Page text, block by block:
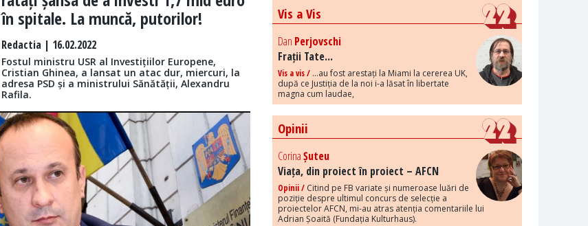
în spitale. La muncă, putorilor!
Redactia| 16.02.2022
Fostul ministru USR al Investițiilor Europene,
Cristian Ghinea, a lansat un atac dur, miercuri, la
adresa PSD și a ministrului Sănătății, Alexandru
Rafila.
Vis a Vis
Dan Perjovschi
Frații Tate...
Vis a vis / ...au fost arestați la Miami la cererea UK,
după ce Justiția de la noi i-a lăsat în libertate
magna cum laudae,
Opinii
CorinaȘuteu
Viața, din proiect în proiect – AFCN
Opinii / Citind pe FB variate și numeroase luări de
poziție despre ultimul concurs de selecție a
proiectelor AFCN, mi-au atras atenția comentariile lui
Adrian Șoaită (Fundația Kulturhaus).